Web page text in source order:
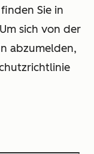
Sie in
sich von der
abzumelden,